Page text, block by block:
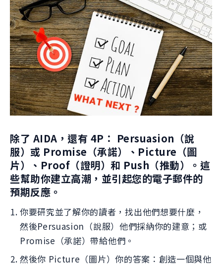
除了 AIDA，還有 4P： Persuasion（說
服）或 Promise（承諾）、Picture（圖
片）、Proof（證明）和 Push（推動）。這
些幫助你建立高潮，並引起您的電子郵件的
預期反應。
你要研究並了解你的讀者，找出他們想要什麼，
然後Persuasion（說服）他們採納你的建意；或
Promise（承諾）帶給他們。
然後你 Picture（圖片）你的答案：創造一個與他